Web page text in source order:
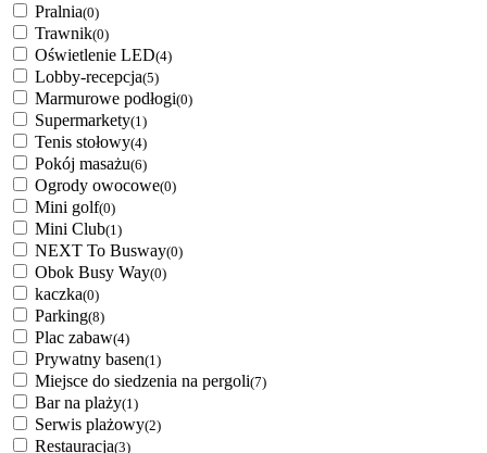
Pralnia(0)
Trawnik(0)
Oświetlenie LED(4)
Lobby-recepcja(5)
Marmurowe podłogi(0)
Supermarkety(1)
Tenis stołowy(4)
Pokój masażu(6)
Ogrody owocowe(0)
Mini golf(0)
Mini Club(1)
NEXT To Busway(0)
Obok Busy Way(0)
kaczka(0)
Parking(8)
Plac zabaw(4)
Prywatny basen(1)
Miejsce do siedzenia na pergoli(7)
Bar na plaży(1)
Serwis plażowy(2)
Restauracja(3)